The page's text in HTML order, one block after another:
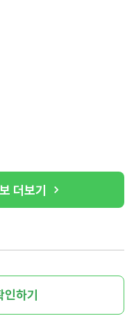
더보기
하기